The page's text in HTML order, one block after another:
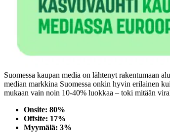
Suomessa kaupan media on lähtenyt rakentumaan
median markkina Suomessa onkin hyvin erilainen
mukaan vain noin 10-40% luokkaa – toki mitään
Onsite: 80%
Offsite: 17%
Myymälä: 3%